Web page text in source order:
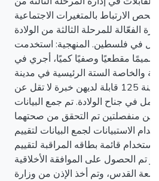
الارتباط بالمتغيرات الاجتماعية
الفعّالة للمرحلة الثالثة من الولادة
في فلسطين. المنهجية: استخدمت
مقطعيًا وصفيًا كميًا، أجري في
والخاصة الستة الرئيسية في مدينة
الخليل. كانت حجم العينة 125 قابلة لديهن خبرة لا تقل عن
في جناح الولادة. تم جمع البيانات
منفصلتين تم التحقق من صحتهما
الاستبيانات لجمع البيانات لتقييم
قائمة بطاقه المراقبة لتقييم
تم الحصول على الموافقة الأخلاقية
القدس، وتم أخذ الإذن من وزارة